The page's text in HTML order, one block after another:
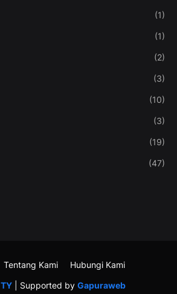
(1)
(1)
(2)
(3)
(10)
(3)
(19)
(47)
TY| Supported by Gapuraweb
Tentang Kami Hubungi Kami